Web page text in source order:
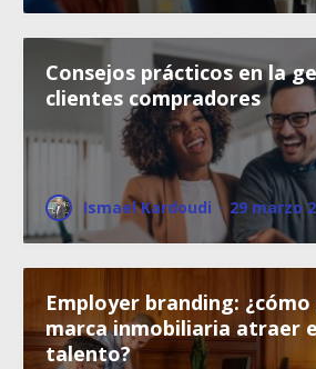
Consejos prácticos en la
clientes compradores
Ismael Kardoudi · 29 marzo
Employer branding:
marca inmobiliaria atraer
talento?